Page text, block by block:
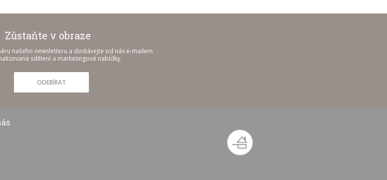
Zůstaňte v obraze
našeho newsletteru a dostávejte od nás e-mailem
sdělení a marketingové nabídky.
ODEBÍRAT
((otevře se v novém okně))
((otevře se v novém okně))